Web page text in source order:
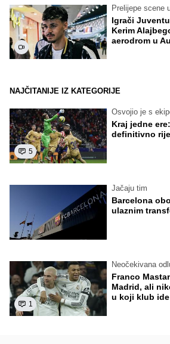
Prelijepe scene
Igrači
Kerim
aerodrom u
NAJČITANIJE IZ KATEGORIJE
5
Osvojio je s
Kraj jedne
definitivno
Jačaju tim
Barcelona
ulaznim
1
Neočekivana
Franco
Madrid, ali
u koji klub ide